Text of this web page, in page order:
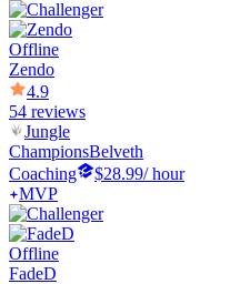
Offline
Zendo
4.9
54 reviews
Jungle
ChampionsBelveth
Coaching
$28.99/ hour
MVP
Offline
FadeD